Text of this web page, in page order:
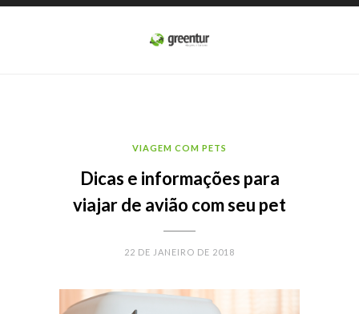
VIAGEM COM PETS
Dicas e informações para
viajar de avião com seu pet
22 DE JANEIRO DE 2018